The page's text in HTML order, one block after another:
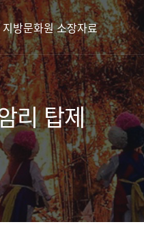
지방문화원 소장자료
리 탑제